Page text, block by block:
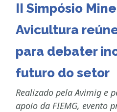
II Simpósio
Avicultura
para debater
futuro do setor
Realizado pela Avimig e
apoio da FIEMG, evento